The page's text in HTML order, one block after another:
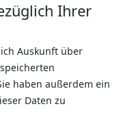
Ihrer
Auskunft über
haben außerdem ein
Daten zu